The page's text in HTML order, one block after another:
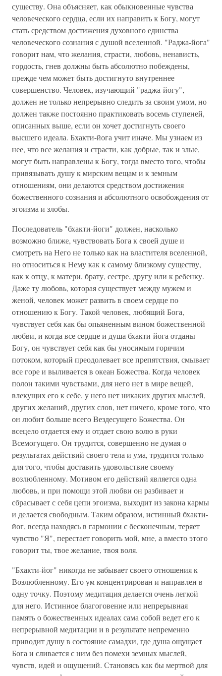
существу. Она объясняет, как обыкновенные чувства
человеческого сердца, если их направить к Богу, могут
стать средством достижения духовного единства
человеческого сознания с душой вселенной. "Раджа-йога"
говорит нам, что желания, страсти, любовь, ненависть,
гордость, гнев должны быть абсолютно побеждены,
прежде чем может быть достигнуто внутреннее
совершенство. Человек, изучающий "раджа-йогу",
должен не только непрерывно следить за своим умом, но
должен также постоянно практиковать восемь ступеней,
описанных выше, если он хочет достигнуть своего
высшего идеала. Бхакти-йога учит иначе. Мы узнаем из
нее, что все желания и страсти, как добрые, так и злые,
могут быть направлены к Богу, тогда вместо того, чтобы
привязывать душу к мирским вещам и к земным
отношениям, они делаются средством достижения
божественного сознания и абсолютного освобождения от
эгоизма и злобы.
Последователь "бхакти-йоги" должен, насколько
возможно ближе, чувствовать Бога к своей душе и
смотреть на Него не только как на властителя вселенной,
но относиться к Нему как к самому близкому существу,
как к отцу, к матери, брату, сестре, другу или к ребенку.
Даже ту любовь, которая существует между мужем и
женой, человек может развить в своем сердце по
отношению к Богу. Такой человек, любящий Бога,
чувствует себя как бы опьяненным вином божественной
любви, и когда все сердце и душа бхакти-йога отданы
Богу, он чувствует себя как бы уносимым горячим
потоком, который преодолевает все препятствия, смывает
все горе и выливается в океан Божества. Когда человек
полон такими чувствами, для него нет в мире вещей,
влекущих его к себе, у него нет никаких других мыслей,
других желаний, других слов, нет ничего, кроме того, что
он любит больше всего Вездесущего Божества. Он
всецело отдается ему и отдает свою волю в руки
Всемогущего. Он трудится, совершенно не думая о
результатах действий своего тела и ума, трудится только
для того, чтобы доставить удовольствие своему
возлюбленному. Мотивом его действий является одна
любовь, и при помощи этой любви он разбивает и
сбрасывает с себя цепи эгоизма, выходит из закона кармы
и делается свободным. Таким образом, истинный бхакти-
йог, всегда находясь в гармонии с бесконечным, теряет
чувство "Я", перестает говорить мой, мне, а вместо этого
говорит ты, твое желание, твоя воля.
"Бхакти-йог" никогда не забывает своего отношения к
Возлюбленному. Его ум концентрирован и направлен в
одну точку. Поэтому медитация делается очень легкой
для него. Истинное благоговение или непрерывная
память о божественных идеалах сама собой ведет его к
непрерывной медитации и в результате непременно
приводит душу в состояние самадхи, где душа ощущает
Бога и сливается с ним без помехи земных мыслей,
чувств, идей и ощущений. Становясь как бы мертвой для